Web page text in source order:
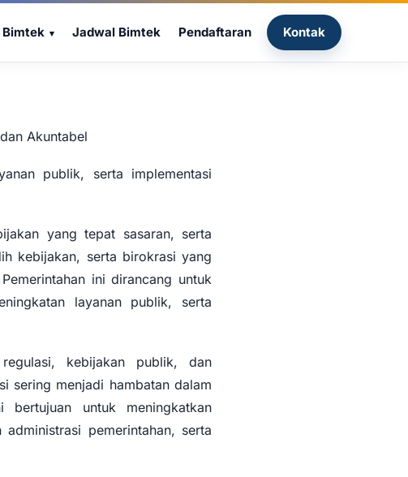
Bimtek Jadwal Bimtek Pendaftaran Kontak
Akuntabel
publik, serta implementasi
yang tepat sasaran, serta
kebijakan, serta birokrasi yang
ini dirancang untuk
layanan publik, serta
kebijakan publik, dan
sering menjadi hambatan dalam
bertujuan untuk meningkatkan
pemerintahan, serta